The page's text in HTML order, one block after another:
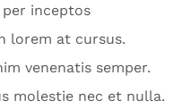
inceptos
lorem at cursus.
venenatis semper.
molestie nec et nulla.